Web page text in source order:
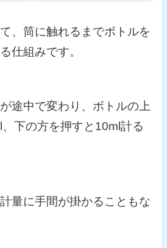
、筒に触れるまでボトルを
仕組みです。
途中で変わり、ボトルの上
下の方を押すと10ml計る
量に手間が掛かることもな